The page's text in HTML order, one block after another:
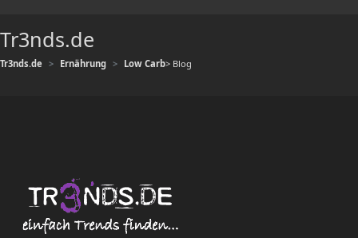
Tr3nds.de
Tr3nds.de Ernährung Low Carb> Blog